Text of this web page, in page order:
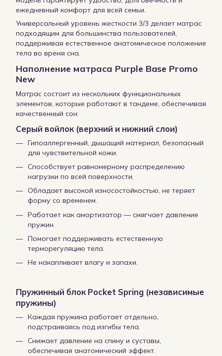
ежедневный комфорт для всей семьи.
Универсальный уровень жесткости 3/3 делает матрас
подходящим для большинства пользователей,
поддерживая естественное анатомическое положение
тела во время сна.
Наполнение матраса Purple Base Promo
New
Матрас состоит из нескольких функциональных
элементов, которые работают в тандеме, обеспечивая
качественный сон:
Серый войлок (верхний и нижний слои)
Гипоаллергенный, дышащий материал, безопасный
для чувствительной кожи.
Способствует равномерному распределению
нагрузки по всей поверхности.
Обладает высокой износостойкостью, не теряет
форму со временем.
Работает как амортизатор — смягчает давление
пружин.
Помогает поддерживать естественную
терморегуляцию тела.
Не накапливает влагу и запахи.
Пружинный блок Pocket Spring (независимые
пружины)
Каждая пружина работает отдельно,
подстраиваясь под изгибы тела.
Снижает давление на спину и суставы,
обеспечивая анатомический эффект.